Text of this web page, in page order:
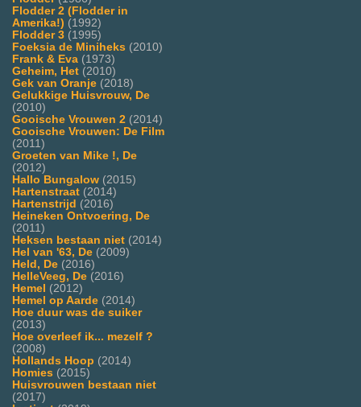
Flodder 2 (Flodder in
Amerika!) (1992)
Flodder 3 (1995)
Foeksia de Miniheks (2010)
Frank & Eva (1973)
Geheim, Het (2010)
Gek van Oranje (2018)
Gelukkige Huisvrouw, De
(2010)
Gooische Vrouwen 2 (2014)
Gooische Vrouwen: De Film
(2011)
Groeten van Mike !, De
(2012)
Hallo Bungalow (2015)
Hartenstraat (2014)
Hartenstrijd (2016)
Heineken Ontvoering, De
(2011)
Heksen bestaan niet (2014)
Hel van '63, De (2009)
Held, De (2016)
HelleVeeg, De (2016)
Hemel (2012)
Hemel op Aarde (2014)
Hoe duur was de suiker
(2013)
Hoe overleef ik... mezelf ?
(2008)
Hollands Hoop (2014)
Homies (2015)
Huisvrouwen bestaan niet
(2017)